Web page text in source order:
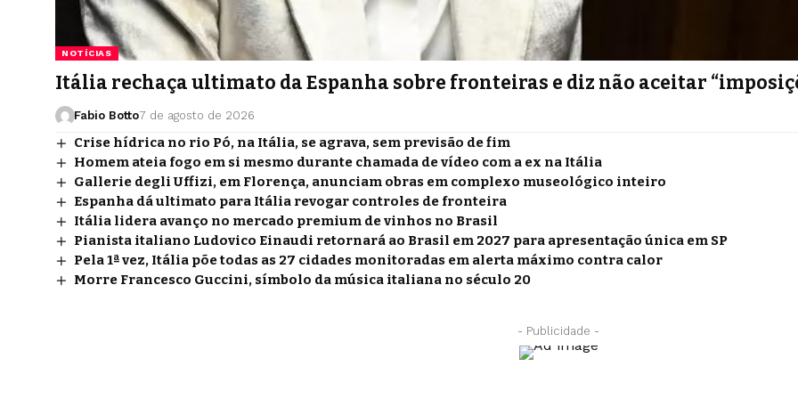
NOTÍCIAS
Itália rechaça ultimato da Espanha sobre fronteiras e diz não aceitar
Fabio Botto7 de agosto de 2026
Crise hídrica no rio Pó, na Itália, se agrava, sem previsão de fim
Homem ateia fogo em si mesmo durante chamada de vídeo com a ex na Itália
Gallerie degli Uffizi, em Florença, anunciam obras em complexo museológico inteiro
Espanha dá ultimato para Itália revogar controles de fronteira
Itália lidera avanço no mercado premium de vinhos no Brasil
Pianista italiano Ludovico Einaudi retornará ao Brasil em 2027 para apresentação única em SP
Pela 1ª vez, Itália põe todas as 27 cidades monitoradas em alerta máximo contra calor
Morre Francesco Guccini, símbolo da música italiana no século 20
- Publicidade -